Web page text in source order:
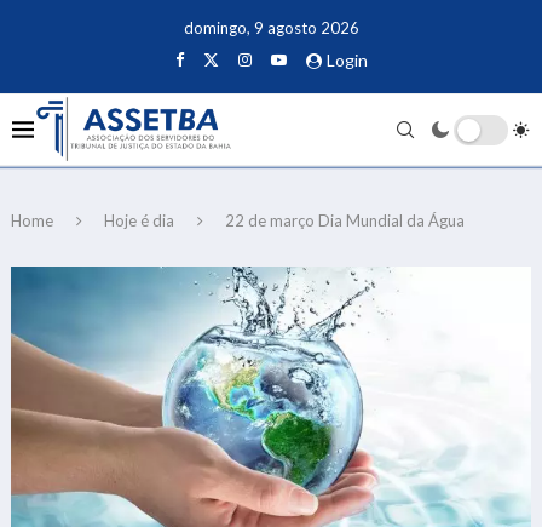
domingo, 9 agosto 2026
Login
Home Hoje é dia 22 de março Dia Mundial da Água